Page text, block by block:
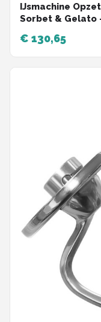
IJsmachine
Sorbet & Gelato
Compact &
Duurzaam &
Snel Gereed
€ 130,65